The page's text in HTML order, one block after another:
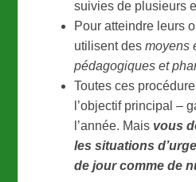
suivies de plusieurs
Pour atteindre leurs
utilisent desmoyens
pédagogiques et
Toutes ces
l’objectif principal –
l’année. Mais vous
les situations
de jour comme de